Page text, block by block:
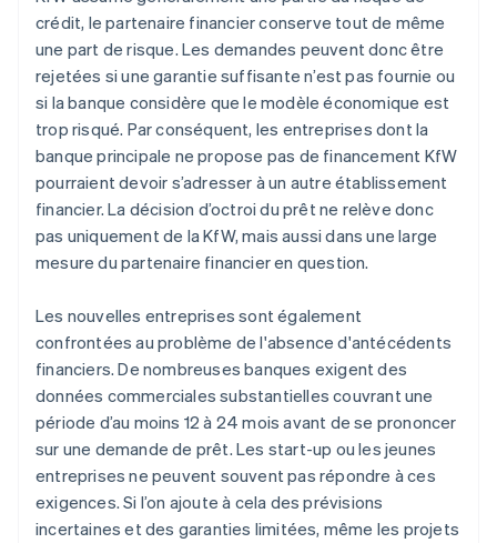
crédit, le partenaire financier conserve tout de même
une part de risque. Les demandes peuvent donc être
rejetées si une garantie suffisante n’est pas fournie ou
si la banque considère que le modèle économique est
trop risqué. Par conséquent, les entreprises dont la
banque principale ne propose pas de financement KfW
pourraient devoir s’adresser à un autre établissement
financier. La décision d’octroi du prêt ne relève donc
pas uniquement de la KfW, mais aussi dans une large
mesure du partenaire financier en question.
Les nouvelles entreprises sont également
confrontées au problème de l'absence d'antécédents
financiers. De nombreuses banques exigent des
données commerciales substantielles couvrant une
période d’au moins 12 à 24 mois avant de se prononcer
sur une demande de prêt. Les start-up ou les jeunes
entreprises ne peuvent souvent pas répondre à ces
exigences. Si l’on ajoute à cela des prévisions
incertaines et des garanties limitées, même les projets